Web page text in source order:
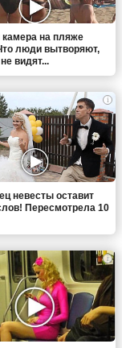
на пляже
люди вытворяют,
видят...
i
невесты оставит
Пересмотрела 10
i